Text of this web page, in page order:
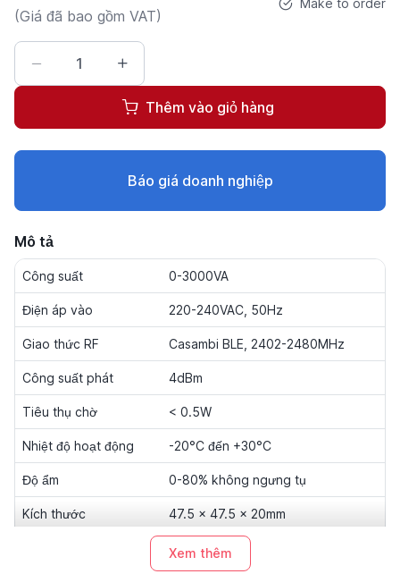
(Giá đã bao gồm VAT)
Make to order
Thêm vào giỏ hàng
Báo giá doanh nghiệp
Mô tả
Công suất 0-3000VA
Điện áp vào 220-240VAC, 50Hz
Giao thức RF Casambi BLE, 2402-2480MHz
Công suất phát 4dBm
Tiêu thụ chờ < 0.5W
Nhiệt độ hoạt động -20°C đến +30°C
Độ ẩm 0-80% không ngưng tụ
Kích thước 47.5 × 47.5 × 20mm
45g
Xem thêm